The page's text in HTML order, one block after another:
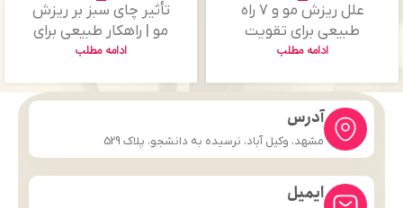
علل ریزش مو و ۷ راه
طبیعی برای تقویت
موها
ادامه مطلب
تأثیر چای سبز بر ریزش
مو | راهکار طبیعی برای
تقویت فولیکول‌های مو
ادامه مطلب
آدرس
مشهد، وکیل آباد، نرسیده به دانشجو، پلاک 529
ایمیل